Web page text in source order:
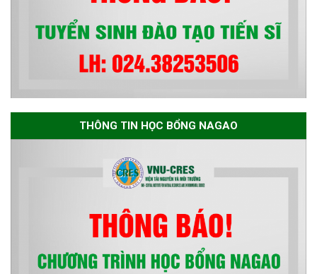
THÔNG TIN HỌC BỔNG NAGAO